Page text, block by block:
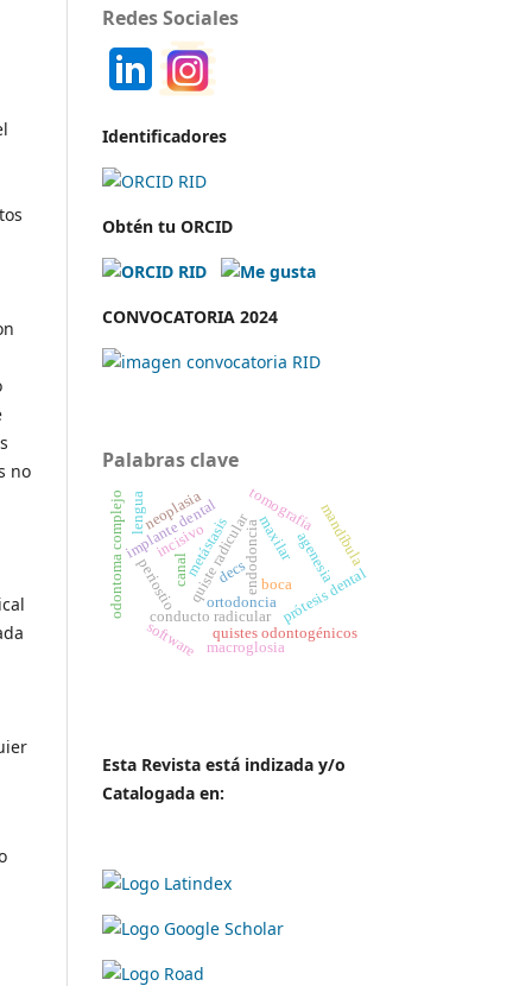
no
Redes Sociales
Identificadores
Obtén tu ORCID
CONVOCATORIA 2024
Palabras clave
agenesia
ortodoncia
implante dental
prótesis dental
incisivo
conducto radicular
quiste radicular
quistes odontogénicos
endodonciamaxilar
canal
tomografía
neoplasia mandíbula
periostio
odontoma complejo
software macroglosia
boca
lengua
decs
metástasis
Esta Revista está indizada y/o
Catalogada en: